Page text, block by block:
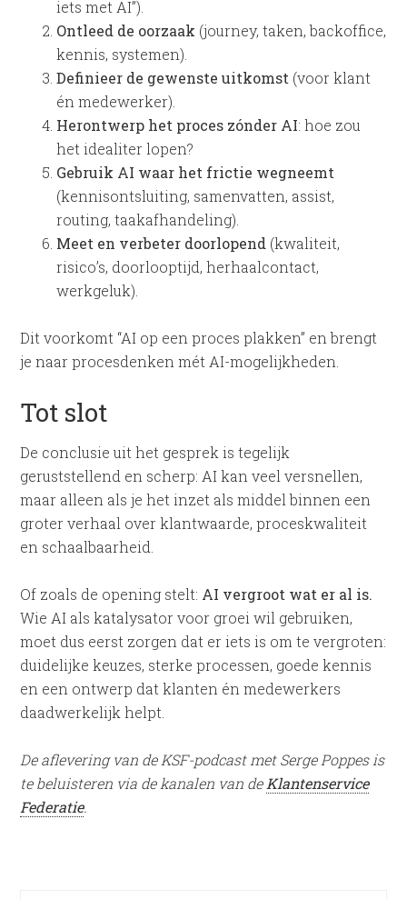
iets met AI”).
Ontleed de oorzaak (journey, taken, backoffice,
kennis, systemen).
Definieer de gewenste uitkomst (voor klant
én medewerker).
Herontwerp het proces zónder AI: hoe zou
het idealiter lopen?
Gebruik AI waar het frictie wegneemt
(kennisontsluiting, samenvatten, assist,
routing, taakafhandeling).
Meet en verbeter doorlopend (kwaliteit,
risico’s, doorlooptijd, herhaalcontact,
werkgeluk).
Dit voorkomt “AI op een proces plakken” en brengt
je naar procesdenken mét AI-mogelijkheden.
Tot slot
De conclusie uit het gesprek is tegelijk
geruststellend en scherp: AI kan veel versnellen,
maar alleen als je het inzet als middel binnen een
groter verhaal over klantwaarde, proceskwaliteit
en schaalbaarheid.
Of zoals de opening stelt: AI vergroot wat er al is.
Wie AI als katalysator voor groei wil gebruiken,
moet dus eerst zorgen dat er iets is om te vergroten:
duidelijke keuzes, sterke processen, goede kennis
en een ontwerp dat klanten én medewerkers
daadwerkelijk helpt.
De aflevering van de KSF-podcast met Serge Poppes is
te beluisteren via de kanalen van de Klantenservice
Federatie.